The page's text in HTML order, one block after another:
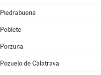
Piedrabuena
Poblete
Porzuna
Pozuelo de Calatrava